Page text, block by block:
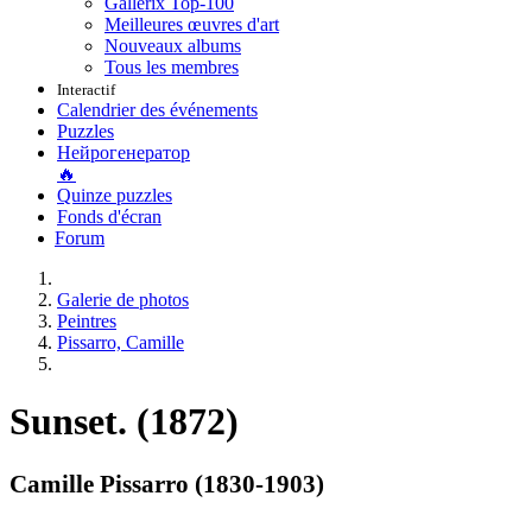
Meilleures œuvres d'art
Nouveaux albums
Tous les membres
Interactif
Calendrier des événements
Puzzles
Нейрогенератор
🔥
Quinze puzzles
Fonds d'écran
Forum
Galerie de photos
Peintres
Pissarro, Camille
Sunset. (1872)
Camille Pissarro (1830-1903)